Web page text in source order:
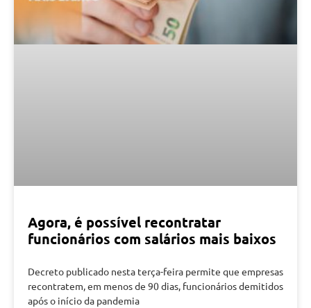
Agora, é possível recontratar
funcionários com salários mais baixos
Decreto publicado nesta terça-feira permite que empresas
recontratem, em menos de 90 dias, funcionários demitidos
após o início da pandemia